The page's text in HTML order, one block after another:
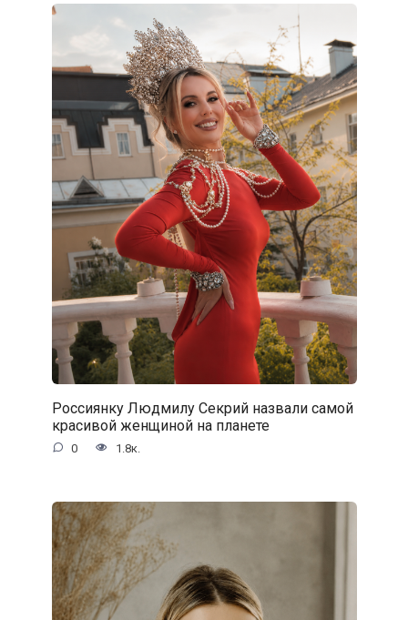
Россиянку Людмилу Секрий назвали самой
красивой женщиной на планете
0 1.8к.